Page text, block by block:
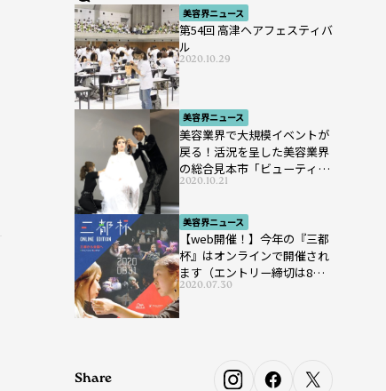
美容界ニュース
第54回 高津ヘアフェスティバ
ル
2020.10.29
美容界ニュース
美容業界で大規模イベントが
戻る！活況を呈した美容業界
の総合見本市「ビューティー
ワールド ジャパン ウエス
ト」が開催
2020.10.21
美容界ニュース
【web開催！】今年の『三都
杯』はオンラインで開催され
ます（エントリー締切は8月7
日まで）
2020.07.30
Share